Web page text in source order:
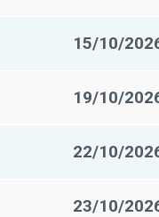
15/10/
19/10/
22/10/
23/10/